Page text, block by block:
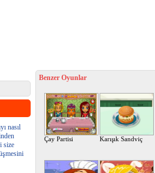
nasıl
size
Benzer Oyunlar
Çay Partisi Karışık Sandviç